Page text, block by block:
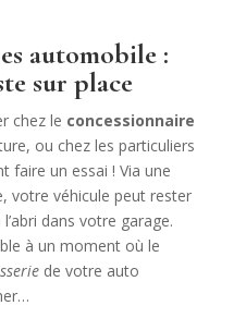
automobile :
sur place
chez le concessionnaire
ou chez les particuliers
faire un essai ! Via une
votre véhicule peut rester
dans votre garage.
à un moment où le
de votre auto